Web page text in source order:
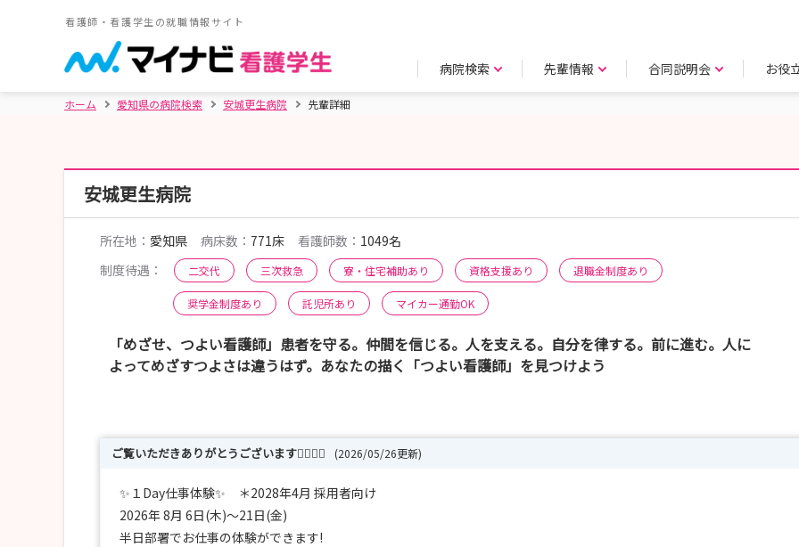
看護師・看護学生の就職情報サイト
病院検索 先輩情報 合同説明会 お役
ホーム 愛知県の病院検索 安城更生病院 先輩詳細
安城更生病院
所在地： 愛知県 病床数： 771床 看護師数： 1049名
制度待遇：
二交代 三次救急 寮・住宅補助あり 資格支援あり 退職金制度あり
奨学金制度あり 託児所あり マイカー通勤OK
「めざせ、つよい看護師」患者を守る。仲間を信じる。人を支える。自分を律する。前に進む。人に
よってめざすつよさは違うはず。あなたの描く「つよい看護師」を見つけよう
ご覧いただきありがとうございます👨‍⚕️👩‍⚕️ (2026/05/26更新)
✨１Day仕事体験✨ ＊2028年4月 採用者向け
2026年 8月 6日(木)～21日(金)
半日部署でお仕事の体験ができます!